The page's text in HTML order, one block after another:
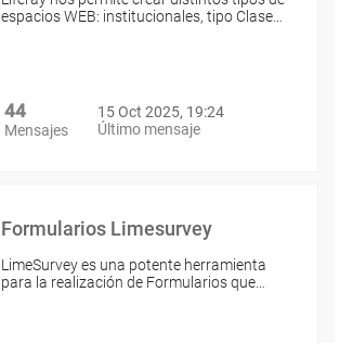
espacios WEB: institucionales, tipo Clase…
44
Mensajes
15 Oct 2025, 19:24
Último mensaje
Formularios Limesurvey
LimeSurvey es una potente herramienta
para la realización de Formularios que…